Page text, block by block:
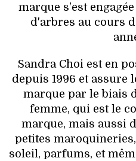
marque s'est
d'arbres au cours
Sandra Choi est en
depuis 1996 et assure
marque par le biais
femme, qui est le
marque, mais aussi
petites
soleil, parfums, et